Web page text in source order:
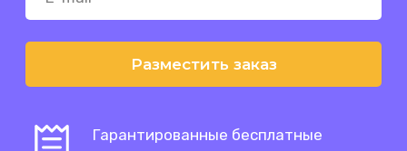
Разместить заказ
Гарантированные бесплатные